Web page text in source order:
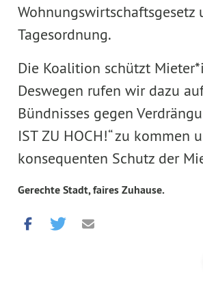
Tagesordnung.
Die Koalition schützt
Deswegen rufen wir dazu
Bündnisses gegen
IST ZU HOCH!“ zu
konsequenten Schutz der
Gerechte Stadt, faires Zuhause.